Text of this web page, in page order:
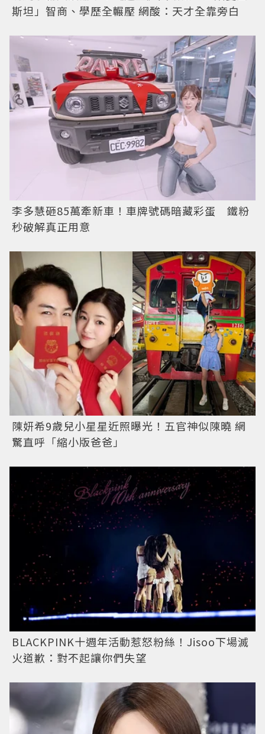
斯坦」智商、學歷全輾壓 網酸：天才全靠旁白
李多慧砸85萬牽新車！車牌號碼暗藏彩蛋 鐵粉
秒破解真正用意
陳妍希9歲兒小星星近照曝光！五官神似陳曉 網
驚直呼「縮小版爸爸」
BLACKPINK十週年活動惹怒粉絲！Jisoo下場滅
火道歉：對不起讓你們失望